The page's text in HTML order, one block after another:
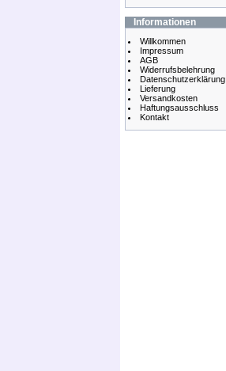
Informationen
Willkommen
Impressum
AGB
Widerrufsbelehrung
Datenschutzerklärung
Lieferung
Versandkosten
Haftungsausschluss
Kontakt